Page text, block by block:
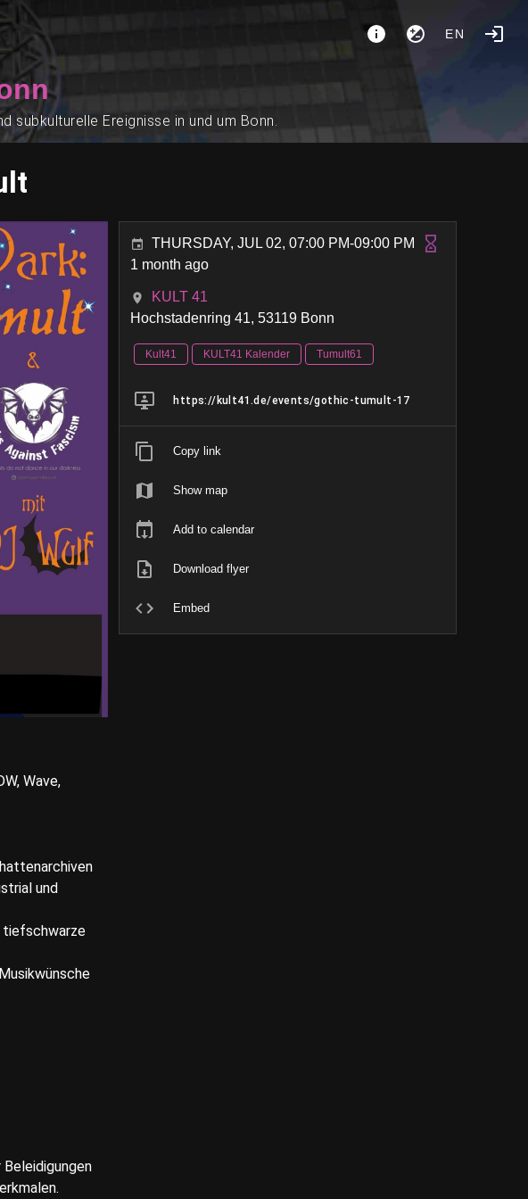
EN
subkulturelle Ereignisse in und um Bonn.
Wave,
und
tiefschwarze
THURSDAY, JUL 02, 07:00 PM-09:00 PM
1 month ago
KULT 41
Hochstadenring 41, 53119 Bonn
Kult41 KULT41 Kalender Tumult61
https://kult41.de/events/gothic-tumult-17
Copy link
Show map
Add to calendar
Download flyer
Embed